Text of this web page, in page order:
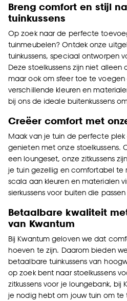
Breng comfort en stijl
tuinkussens
Op zoek naar de perfecte
tuinmeubelen? Ontdek onze
tuinkussens, speciaal ontworpen
Deze stoelkussens zijn niet
maar ook om sfeer toe te
verschillende kleuren en
bij ons de ideale buitenkussens
Creëer comfort met
Maak van je tuin de perfecte
genieten met onze stoelkussens.
eenloungeset, onze zitkussens
je tuin gezellig en comfortabel te
scala aan kleuren en materialen
sierkussens voor buiten die
Betaalbare kwaliteit
van Kwantum
Bij Kwantum geloven we dat
hoeven te zijn. Daarom bieden
betaalbare tuinkussens van
op zoek bent naar stoelkussens
zitkussens voor je loungebank, bij
je nodig hebt om jouw tuin om